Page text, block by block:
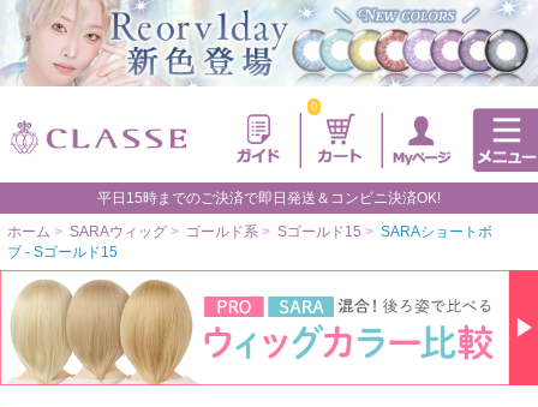
0
平日15時までのご決済で即日発送＆コンビニ決済OK!
ホーム > SARAウィッグ > ゴールド系 > Sゴールド15 > SARAショートボ
ブ - Sゴールド15